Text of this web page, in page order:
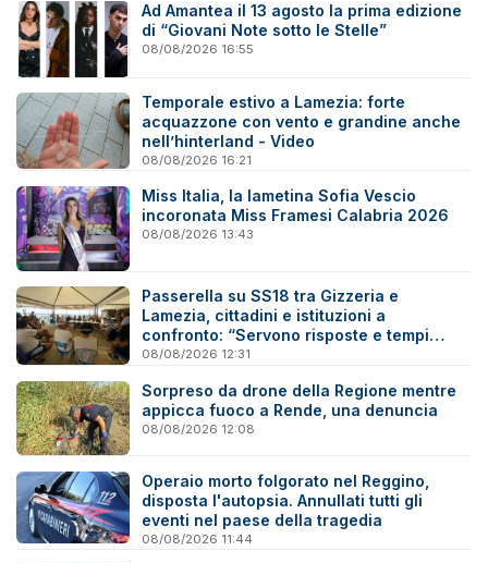
Ad Amantea il 13 agosto la prima edizione
di “Giovani Note sotto le Stelle”
08/08/2026 16:55
Temporale estivo a Lamezia: forte
acquazzone con vento e grandine anche
nell’hinterland - Video
08/08/2026 16:21
Miss Italia, la lametina Sofia Vescio
incoronata Miss Framesi Calabria 2026
08/08/2026 13:43
Passerella su SS18 tra Gizzeria e
Lamezia, cittadini e istituzioni a
confronto: “Servono risposte e tempi
certi”
08/08/2026 12:31
Sorpreso da drone della Regione mentre
appicca fuoco a Rende, una denuncia
08/08/2026 12:08
Operaio morto folgorato nel Reggino,
disposta l'autopsia. Annullati tutti gli
eventi nel paese della tragedia
08/08/2026 11:44